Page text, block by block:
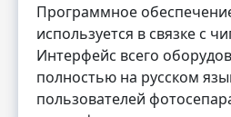
Программное
используется в связке с
Интерфейс всего
полностью на русском
пользователей